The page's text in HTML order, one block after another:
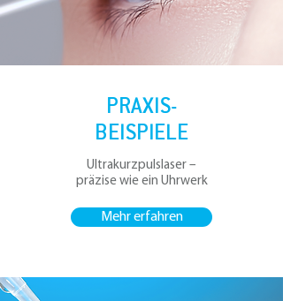
PRAXIS-
BEISPIELE
Ultrakurzpulslaser –
präzise wie ein Uhrwerk
Mehr erfahren